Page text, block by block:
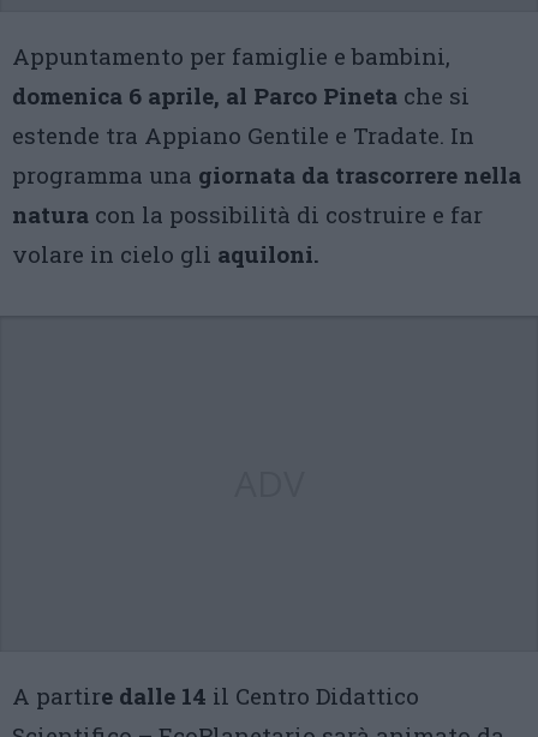
Appuntamento per famiglie e bambini,
domenica 6 aprile, al Parco Pineta che si
estende tra Appiano Gentile e Tradate. In
programma una giornata da trascorrere nella
natura con la possibilità di costruire e far
volare in cielo gli aquiloni.
A partire dalle 14 il Centro Didattico